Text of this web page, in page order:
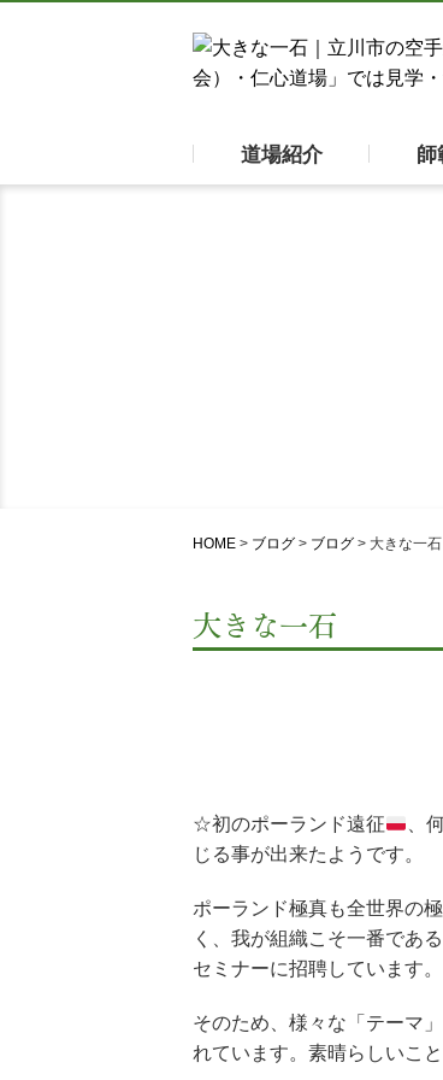
道場紹介
HOME > ブログ > ブログ > 大きな一石
大きな一石
☆初のポーランド遠征
、
じる事が出来たようです。
ポーランド極真も全世界の
く、我が組織こそ一番であ
セミナーに招聘しています。
そのため、様々な「テーマ
れています。素晴らしいこと